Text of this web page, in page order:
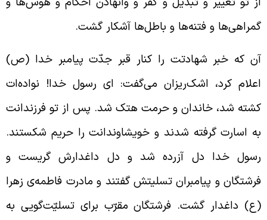
و فتنه‌ها و باطل‌ها آشکار گشت.
که خبر شهادتت را کنار قبر جدّت پیامبر خدا (ص)
کرد، اشک‌ریزان می‌گفت: ای رسول خدا! نواده‌ات
شد، خاندان و حرمت هتک شد. پس از تو فرزندانت
اسارت گرفته شدند و خویشاوندانت را حریم شکستند.
خدا دل آزرده شد و دل داغدارش گریست و
و پیامبران تسلیتش گفتند و مادرت فاطمه‌ی زهرا
داغدار گشت. فرشتگان مقرّب برای تسلیّت‌گویی به